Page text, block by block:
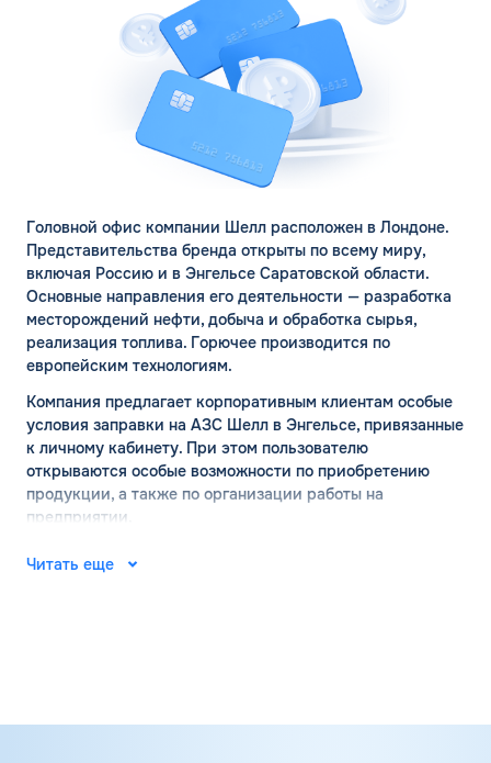
Головной офис компании Шелл расположен в Лондоне.
Представительства бренда открыты по всему миру,
включая Россию и в Энгельсе Саратовской области.
Основные направления его деятельности — разработка
месторождений нефти, добыча и обработка сырья,
реализация топлива. Горючее производится по
европейским технологиям.
Компания предлагает корпоративным клиентам особые
условия заправки на АЗС Шелл в Энгельсе, привязанные
к личному кабинету. При этом пользователю
открываются особые возможности по приобретению
продукции, а также по организации работы на
предприятии.
АЗС ШЕЛЛ в Энгельсе:
день компания успешно развивается и в России,
Читать еще